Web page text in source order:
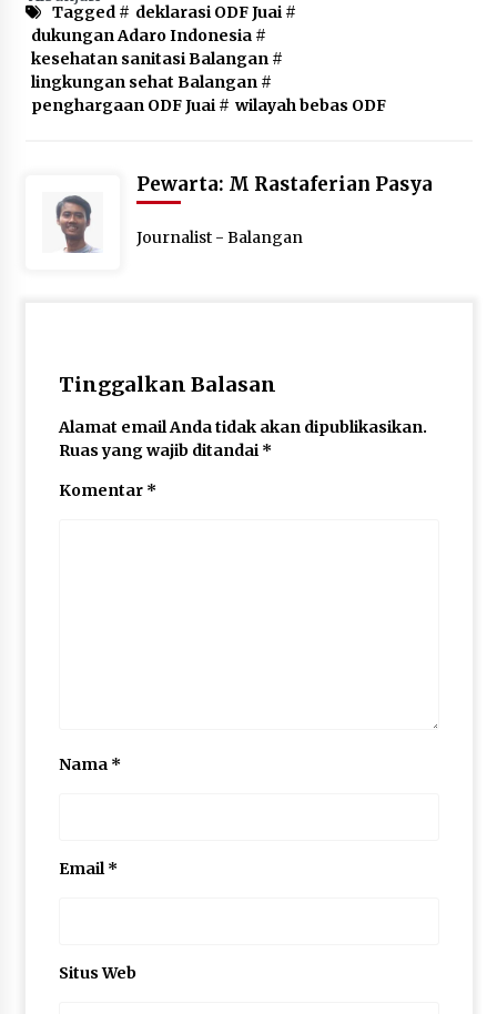
Tagged # deklarasi ODF Juai#
dukungan Adaro Indonesia#
kesehatan sanitasi Balangan #
lingkungan sehat Balangan #
penghargaan ODF Juai# wilayah bebas ODF
Pewarta: M Rastaferian Pasya
Journalist - Balangan
Tinggalkan Balasan
Alamat email Anda tidak akan dipublikasikan.
Ruas yang wajib ditandai *
Komentar *
Nama *
Email *
Situs Web